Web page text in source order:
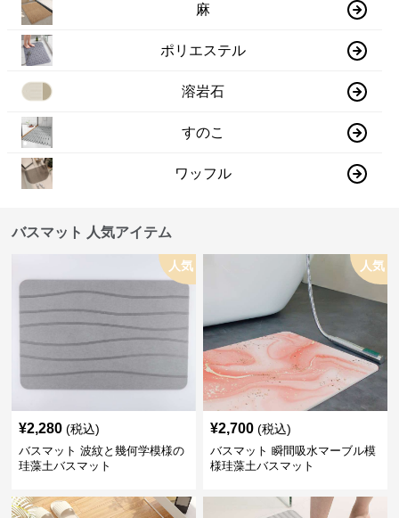
麻
ポリエステル
溶岩石
すのこ
ワッフル
バスマット 人気アイテム
人気
¥2,280 (税込)
バスマット 波紋と幾何学模様の
珪藻土バスマット
人気
¥2,700 (税込)
バスマット 瞬間吸水マーブル模
様珪藻土バスマット